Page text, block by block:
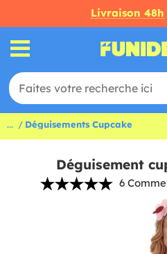
Livraison 48h
... Déguisements Cupcake
Déguisement
6